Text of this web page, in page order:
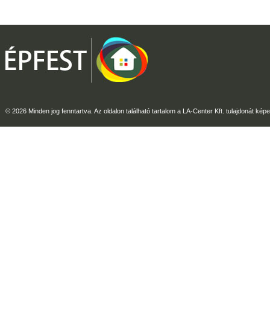
© 2026 Minden jog fenntartva. Az oldalon található tartalom a LA-Center Kft. tulajdonát